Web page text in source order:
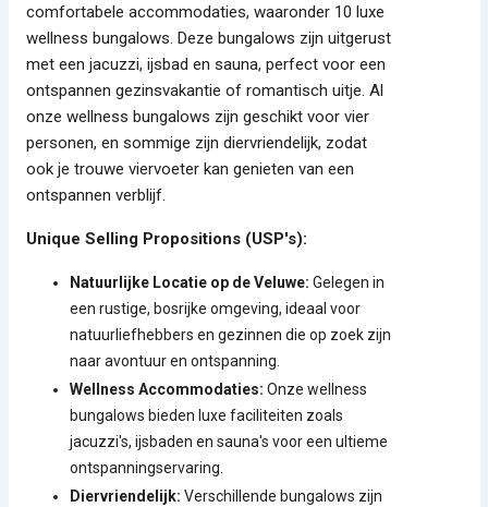
comfortabele accommodaties, waaronder 10 luxe
wellness bungalows. Deze bungalows zijn uitgerust
met een jacuzzi, ijsbad en sauna, perfect voor een
ontspannen gezinsvakantie of romantisch uitje. Al
onze wellness bungalows zijn geschikt voor vier
personen, en sommige zijn diervriendelijk, zodat
ook je trouwe viervoeter kan genieten van een
ontspannen verblijf.
Unique Selling Propositions (USP's):
Natuurlijke Locatie op de Veluwe: Gelegen in
een rustige, bosrijke omgeving, ideaal voor
natuurliefhebbers en gezinnen die op zoek zijn
naar avontuur en ontspanning.
Wellness Accommodaties: Onze wellness
bungalows bieden luxe faciliteiten zoals
jacuzzi's, ijsbaden en sauna's voor een ultieme
ontspanningservaring.
Diervriendelijk: Verschillende bungalows zijn